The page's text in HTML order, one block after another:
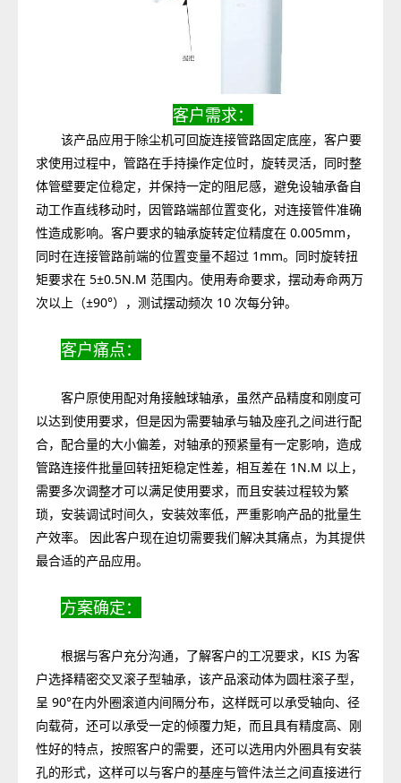
客户需求：
该产品应用于除尘机可回旋连接管路固定底座，客户要
求使用过程中，管路在手持操作定位时，旋转灵活，同时整
体管壁要定位稳定，并保持一定的阻尼感，避免设轴承备自
动工作直线移动时，因管路端部位置变化，对连接管件准确
性造成影响。客户要求的轴承旋转定位精度在 0.005mm，
同时在连接管路前端的位置变量不超过 1mm。同时旋转扭
矩要求在 5±0.5N.M 范围内。使用寿命要求，摆动寿命两万
次以上（±90°），测试摆动频次 10 次每分钟。
客户痛点：
客户原使用配对角接触球轴承，虽然产品精度和刚度可
以达到使用要求，但是因为需要轴承与轴及座孔之间进行配
合，配合量的大小偏差，对轴承的预紧量有一定影响，造成
管路连接件批量回转扭矩稳定性差，相互差在 1N.M 以上，
需要多次调整才可以满足使用要求，而且安装过程较为繁
琐，安装调试时间久，安装效率低，严重影响产品的批量生
产效率。 因此客户现在迫切需要我们解决其痛点，为其提供
最合适的产品应用。
方案确定：
根据与客户充分沟通，了解客户的工况要求，KIS 为客
户选择精密交叉滚子型轴承，该产品滚动体为圆柱滚子型，
呈 90°在内外圈滚道内间隔分布，这样既可以承受轴向、径
向载荷，还可以承受一定的倾覆力矩，而且具有精度高、刚
性好的特点，按照客户的需要，还可以选用内外圈具有安装
孔的形式，这样可以与客户的基座与管件法兰之间直接进行